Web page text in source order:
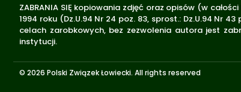
ZABRANIA SIĘ kopiowania zdjęć oraz opisów (w
1994 roku (Dz.U.94 Nr 24 poz. 83, sprost.: Dz.U.94 Nr
celach zarobkowych, bez zezwolenia autora jest
instytucji.
© 2026 Polski Związek Łowiecki. All rights reserved